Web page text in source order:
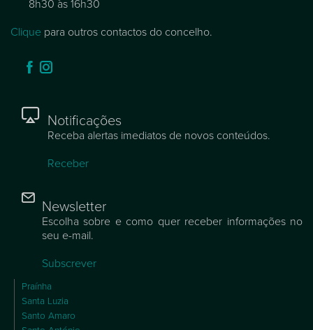
8h30 às 16h30
Clique para outros contactos do concelho.
Notificações
Receba alertas imediatos de novos conteúdos.
Receber
Newsletter
Escolha sobre e como quer receber informações no
seu e-mail.
Subscrever
Praínha
Santa Luzia
Santo Amaro